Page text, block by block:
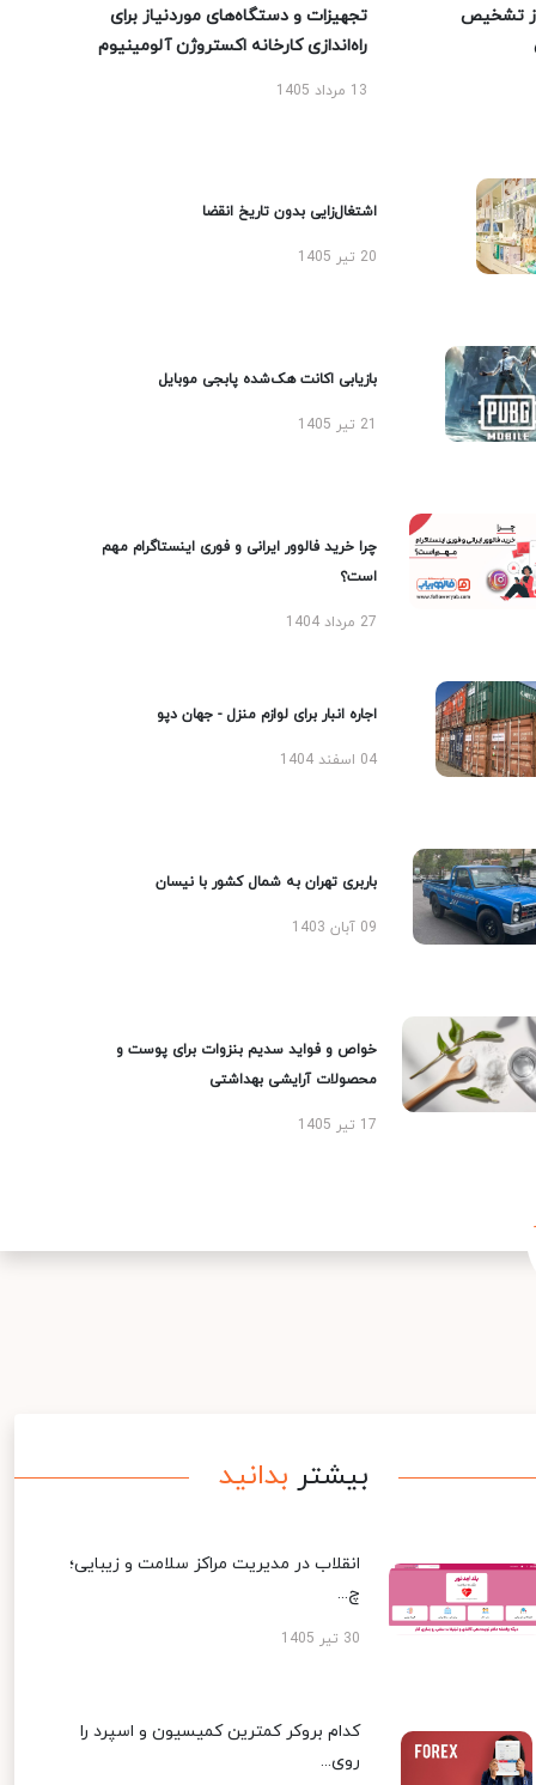
تشخیص
تجهیزات و دستگاه‌های موردنیاز برای
راه‌اندازی کارخانه اکستروژن آلومینیوم
13 مرداد 1405
اشتغال‌زایی بدون تاریخ انقضا
20 تیر 1405
بازیابی اکانت هک‌شده پابجی موبایل
چرا خرید فالوور ایرانی و فوری اینستاگرام مهم
است؟
27 مرداد 1404
اجاره انبار برای لوازم منزل - جهان دپو
04 اسفند 1404
باربری تهران به شمال کشور با نیسان
09 آبان 1403
خواص و فواید سدیم بنزوات برای پوست و
محصولات آرایشی بهداشتی
17 تیر 1405
بیشتر بدانید
انقلاب در مدیریت مراکز سلامت و زیبایی؛
چ...
30 تیر 1405
کدام بروکر کمترین کمیسیون و اسپرد را
روی...